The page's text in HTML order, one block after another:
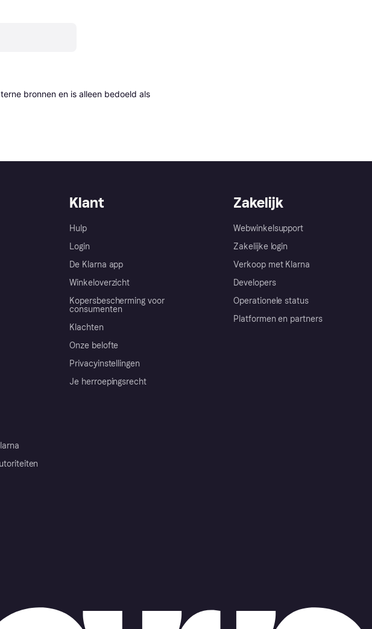
bronnen en is alleen bedoeld als
Klant
Hulp
Login
De Klarna app
Winkeloverzicht
Kopersbescherming voor
consumenten
Klachten
Onze belofte
Privacyinstellingen
Je herroepingsrecht
Zakelijk
Webwinkelsupport
Zakelijke login
Verkoop met Klarna
Developers
Operationele status
Platformen en partners